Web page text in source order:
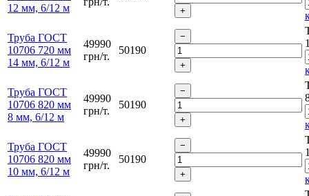
12 мм, 6/12 м
Труба ГОСТ
10706 720 мм
14 мм, 6/12 м
49990
грн/т.
50190
Труба ГОСТ
10706 820 мм
8 мм, 6/12 м
49990
грн/т.
50190
Труба ГОСТ
10706 820 мм
10 мм, 6/12 м
49990
грн/т.
50190